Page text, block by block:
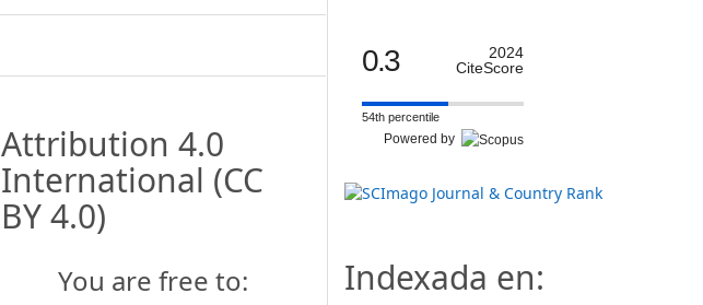
Attribution 4.0
International (CC
BY 4.0)
You are free to:
0.3
2024
CiteScore
54th percentile
Powered by
Indexada en: